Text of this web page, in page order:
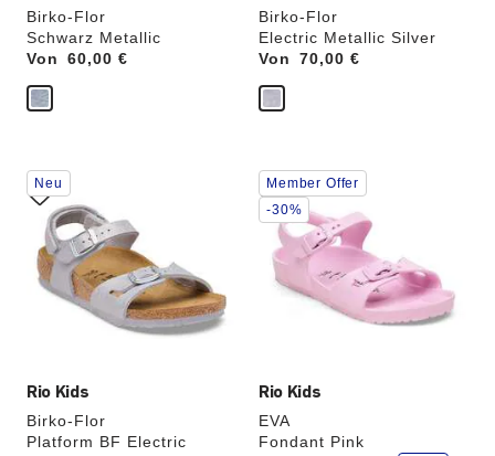
Birko-Flor
Schwarz Metallic
Von
Price:60,00 €
Birko-Flor
Electric Metallic Silver
Von
Price:70,00 €
Rio Kids
Birko-Flor
Platform BF Electric
Durch
Anklicken
der
Farben
werden
die
Produktbilder
aktualisiert.
Neu
Rio Kids
EVA
Fondant Pink
Durch
Anklicken
der
Farben
werden
die
Produktbilder
aktualisiert.
Member Offer
-30%